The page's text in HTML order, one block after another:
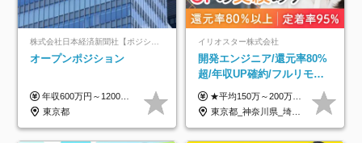
株式会社日本経済新聞社【ポジションマッチ登録】
オープンポジション
年収600万円～1200万円 ※上記年収は、想定年収です。住居費補助、子手当などの各種手当を含む金額です。 ※経験・能力等を考慮の上、当社規定により決定します。
東京都
イリオスター株式会社
開発エンジニア/還元率80%
超/年収UP確約/フルリモ
OK/年休130日/平均残業7h/
約2万件の案件から選択
★平均150万～200万円年収UPを実現！ ★前職給与を100％保証！ ★案件内容の開示・明確な評価体制あり ⇒クライアント評価で即昇給を実現したケースも◎ ★年12回（毎月昇給チャンスあり） ■月給35万円～103万円 ※経験・能力・前職給与を考慮し、決定 ※上記給与には月30時間分(6万6500円以上)の固定残業代が含まれます。超過分は手当として別途支給します ※試用期間3ヶ月あり(期間中の給与・待遇面に差異はありません) ▼収入アップの実例をご紹介 ───────────── ★働き方改革をした30代男性（PG） 子どもが生まれたばかりなのに、忙しい現場で残業も月50～60時間が当たり前。 ⇒残業ほぼゼロ＆週3リモートの働き方に！しかも給与もアップ！ ★収入アップした30代男性（PM） 子供が3人いて家計も苦しく、残業代で稼ぐ日々… ⇒残業をたくさんしていた年収額より、100万円以上アップしました！
東京都_神奈川県_埼玉県_千葉県_大阪府_愛知県_北海道_青森県_岩手県_宮城県_秋田県_山形県_福島県_茨城県_栃木県_群馬県_新潟県_山梨県_長野県_富山県_石川県_福井県_静岡県_岐阜県_三重県_兵庫県_京都府_滋賀県_奈良県_和歌山県_広島県_岡山県_鳥取県_島根県_山口県_徳島県_香川県_愛媛県_高知県_福岡県_熊本県_佐賀県_長崎県_大分県_宮崎県_鹿児島県_沖縄県